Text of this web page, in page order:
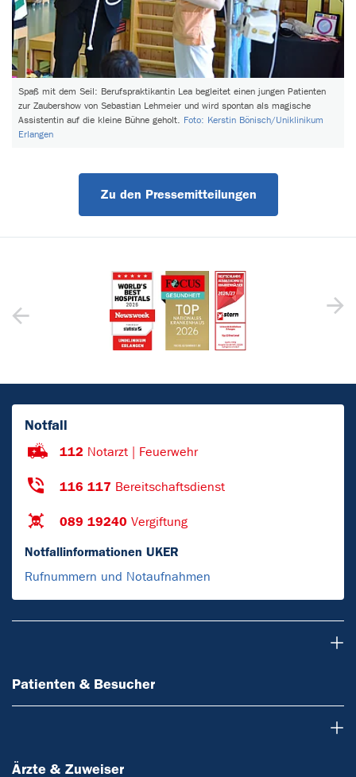
Spaß mit dem Seil: Berufspraktikantin Lea begleitet einen jungen Patienten
zur Zaubershow von Sebastian Lehmeier und wird spontan als magische
Assistentin auf die kleine Bühne geholt. Foto: Kerstin Bönisch/Uniklinikum
Erlangen
Zu den Pressemitteilungen
Notfall
112 Notarzt | Feuerwehr
116 117 Bereitschaftsdienst
089 19240 Vergiftung
Notfallinformationen UKER
Rufnummern und Notaufnahmen
Patienten & Besucher
Ärzte & Zuweiser